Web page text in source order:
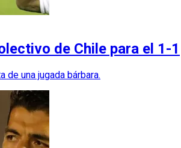
de Chile para el 1-1
de una jugada bárbara.